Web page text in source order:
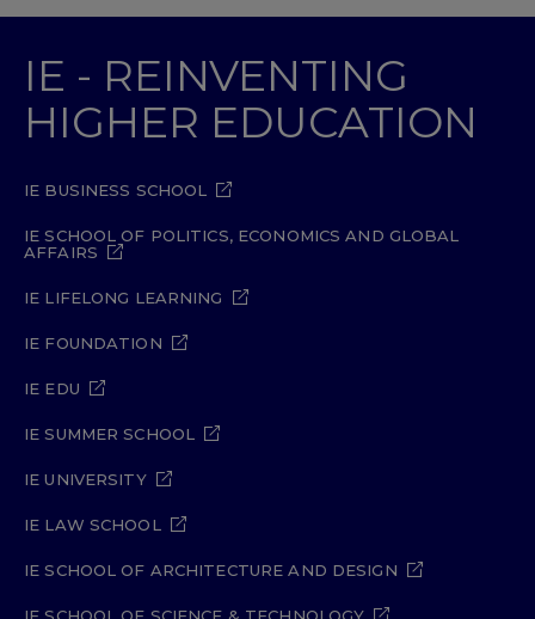
IE - REINVENTING
HIGHER EDUCATION
IE BUSINESS SCHOOL
IE SCHOOL OF POLITICS, ECONOMICS AND GLOBAL
AFFAIRS
IE LIFELONG LEARNING
IE FOUNDATION
IE EDU
IE SUMMER SCHOOL
IE UNIVERSITY
IE LAW SCHOOL
IE SCHOOL OF ARCHITECTURE AND DESIGN
IE SCHOOL OF SCIENCE & TECHNOLOGY